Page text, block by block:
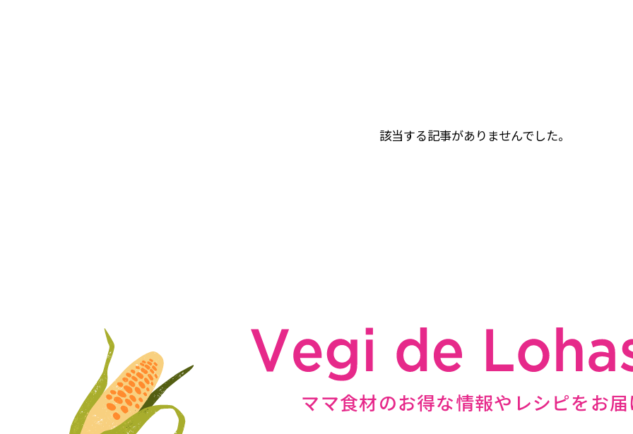
該当する記事がありませんでした。
ママ食材のお得な情報やレシピをお